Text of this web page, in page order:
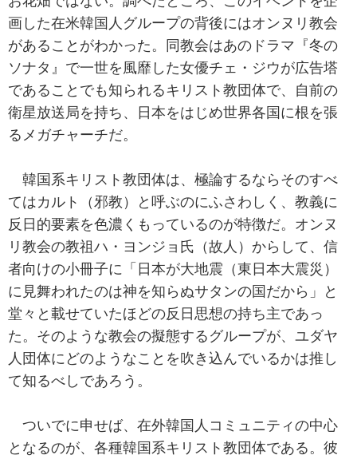
画した在米韓国人グループの背後にはオンヌリ教会
があることがわかった。同教会はあのドラマ『冬の
ソナタ』で一世を風靡した女優チェ・ジウが広告塔
であることでも知られるキリスト教団体で、自前の
衛星放送局を持ち、日本をはじめ世界各国に根を張
るメガチャーチだ。
韓国系キリスト教団体は、極論するならそのすべ
てはカルト（邪教）と呼ぶのにふさわしく、教義に
反日的要素を色濃くもっているのが特徴だ。オンヌ
リ教会の教祖ハ・ヨンジョ氏（故人）からして、信
者向けの小冊子に「日本が大地震（東日本大震災）
に見舞われたのは神を知らぬサタンの国だから」と
堂々と載せていたほどの反日思想の持ち主であっ
た。そのような教会の擬態するグループが、ユダヤ
人団体にどのようなことを吹き込んでいるかは推し
て知るべしであろう。
ついでに申せば、在外韓国人コミュニティの中心
となるのが、各種韓国系キリスト教団体である。彼